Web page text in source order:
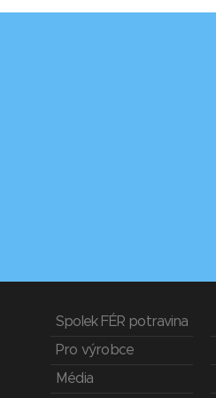
Spolek FÉR potravina
Pro výrobce
Média